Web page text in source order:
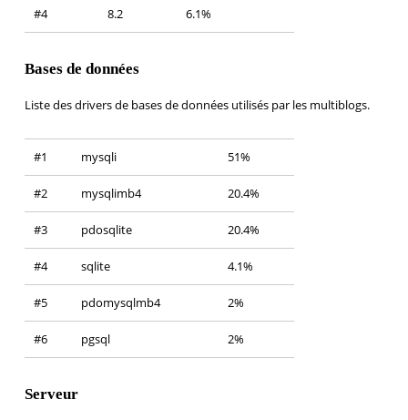
#4 8.2 6.1%
Bases de données
Liste des drivers de bases de données utilisés par les multiblogs.
#1 mysqli 51%
#2 mysqlimb4 20.4%
#3 pdosqlite 20.4%
#4 sqlite 4.1%
#5 pdomysqlmb4 2%
#6 pgsql 2%
Serveur